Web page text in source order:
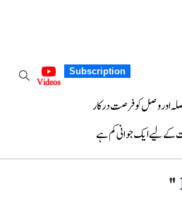
Subscription
Videos
اور وصل کو فرصت درکار
کے لیے ایک جوانی کم ہے
"